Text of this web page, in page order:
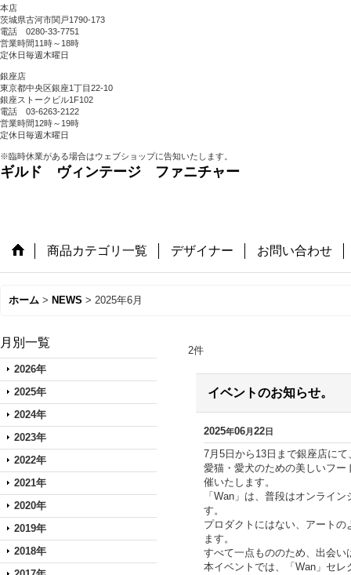
本店
茨城県古河市関戸1790-173
電話 0280-33-7751
営業時間11時～18時
定休日毎週木曜日
銀座店
東京都中央区銀座1丁目22-10
銀座ストークビル1F102
電話 03-6263-2122
営業時間12時～19時
定休日毎週木曜日
※臨時休業がある場合はウェブショップに告知いたします。
ギルド ヴィンテージ ファニチャー
商品カテゴリ一覧 デザイナー お問い合わせ
ホーム > NEWS > 2025年6月
月別一覧
2026年
2025年
2024年
2023年
2022年
2021年
2020年
2019年
2018年
2件
イベントのお知らせ。
2025年06月22日
7月5日から13日まで銀座店にて
愛猫・愛犬のための美しいフ
催いたします。
「Wan」は、普段はオンライ
す。
プロダクトにはない、アート
ます。
すべて一点もののため、出会い
本イベントでは、「Wan」セ